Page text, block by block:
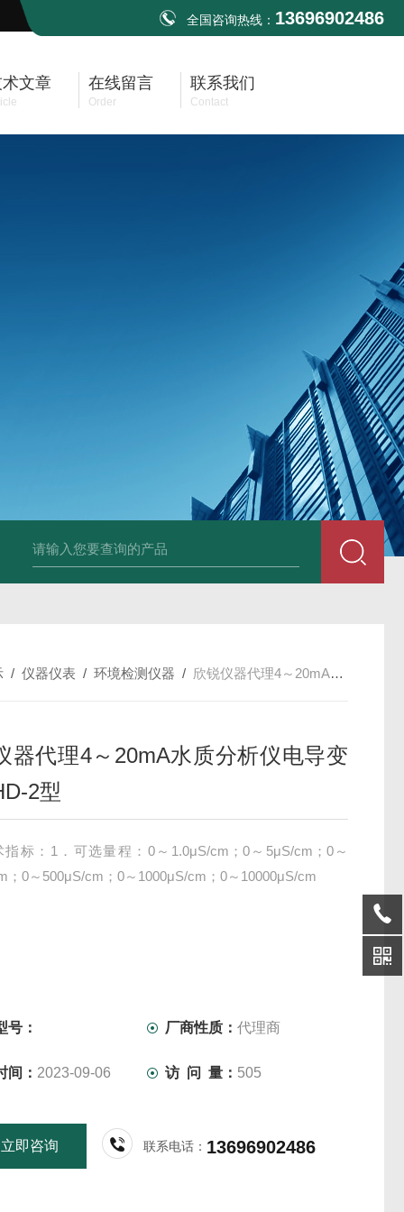
全国咨询热线： 13696902486
文章 在线留言
Order
联系我们
Contact
荧光溶氧水质检测仪 SHB-1K 山
/仪器仪表 /环境检测仪器 / 欣锐仪器代理4～20mA水质分析仪电导变送器HD-2型
器代理4～20mA水质分析仪电导变
2型
指标：1．可选量程：0～1.0μS/cm；0～5μS/cm；0～
；0～500μS/cm；0～1000μS/cm；0～10000μS/cm
号： 厂商性质：代理商
间： 2023-09-06 访 问 量： 505
立即咨询 联系电话： 13696902486